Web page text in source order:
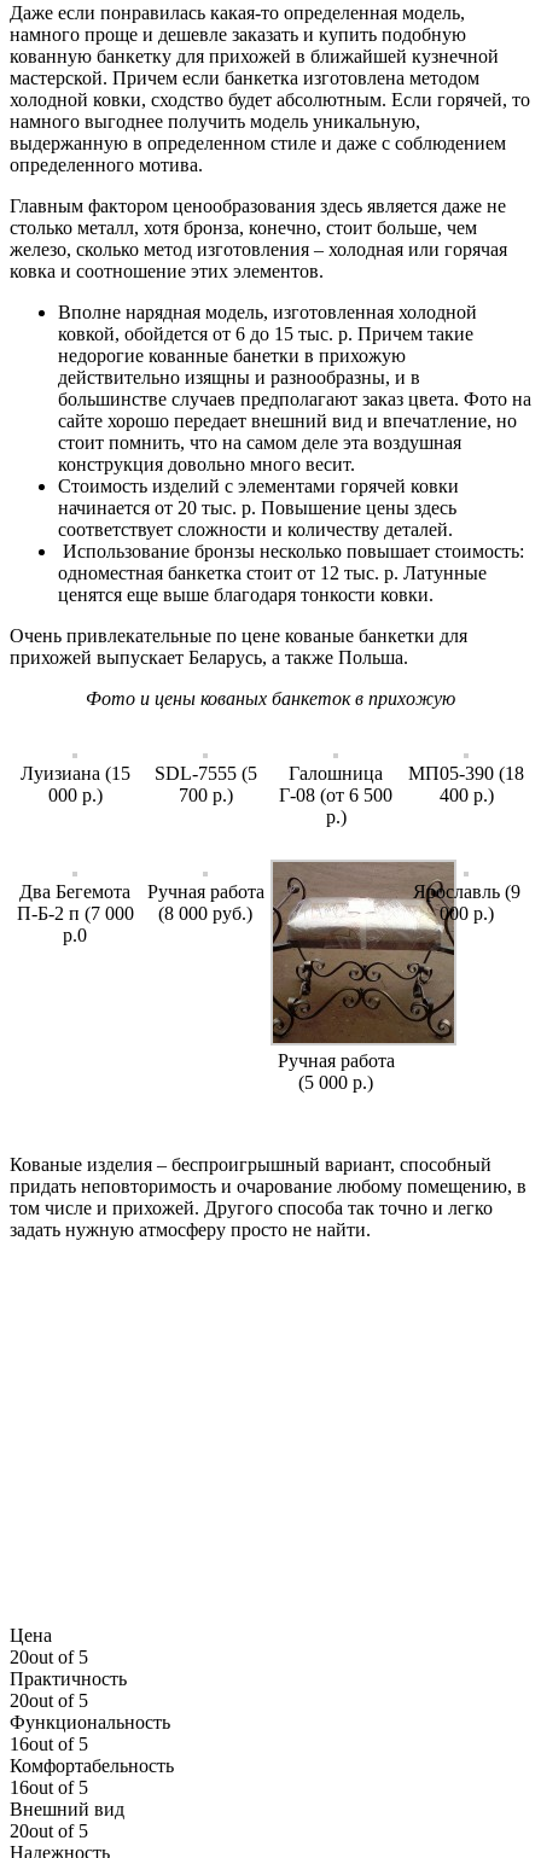
Даже если понравилась какая-то определенная модель,
намного проще и дешевле заказать и купить подобную
кованную банкетку для прихожей в ближайшей кузнечной
мастерской. Причем если банкетка изготовлена методом
холодной ковки, сходство будет абсолютным. Если горячей, то
намного выгоднее получить модель уникальную,
выдержанную в определенном стиле и даже с соблюдением
определенного мотива.
Главным фактором ценообразования здесь является даже не
столько металл, хотя бронза, конечно, стоит больше, чем
железо, сколько метод изготовления – холодная или горячая
ковка и соотношение этих элементов.
Вполне нарядная модель, изготовленная холодной
ковкой, обойдется от 6 до 15 тыс. р. Причем такие
недорогие кованные банетки в прихожую
действительно изящны и разнообразны, и в
большинстве случаев предполагают заказ цвета. Фото на
сайте хорошо передает внешний вид и впечатление, но
стоит помнить, что на самом деле эта воздушная
конструкция довольно много весит.
Стоимость изделий с элементами горячей ковки
начинается от 20 тыс. р. Повышение цены здесь
соответствует сложности и количеству деталей.
Использование бронзы несколько повышает стоимость:
одноместная банкетка стоит от 12 тыс. р. Латунные
ценятся еще выше благодаря тонкости ковки.
Очень привлекательные по цене кованые банкетки для
прихожей выпускает Беларусь, а также Польша.
Фото и цены кованых банкеток в прихожую
Луизиана (15
000 р.)
SDL-7555 (5
700 р.)
Галошница
Г-08 (от 6 500
р.)
МП05-390 (18
400 р.)
Два Бегемота
П-Б-2 п (7 000
р.0
Ручная работа
(8 000 руб.)
Ручная работа
(5 000 р.)
Ярославль (9
000 р.)
Кованые изделия – беспроигрышный вариант, способный
придать неповторимость и очарование любому помещению, в
том числе и прихожей. Другого способа так точно и легко
задать нужную атмосферу просто не найти.
Цена
20out of 5
Практичность
20out of 5
Функциональность
16out of 5
Комфортабельность
16out of 5
Внешний вид
20out of 5
Надежность